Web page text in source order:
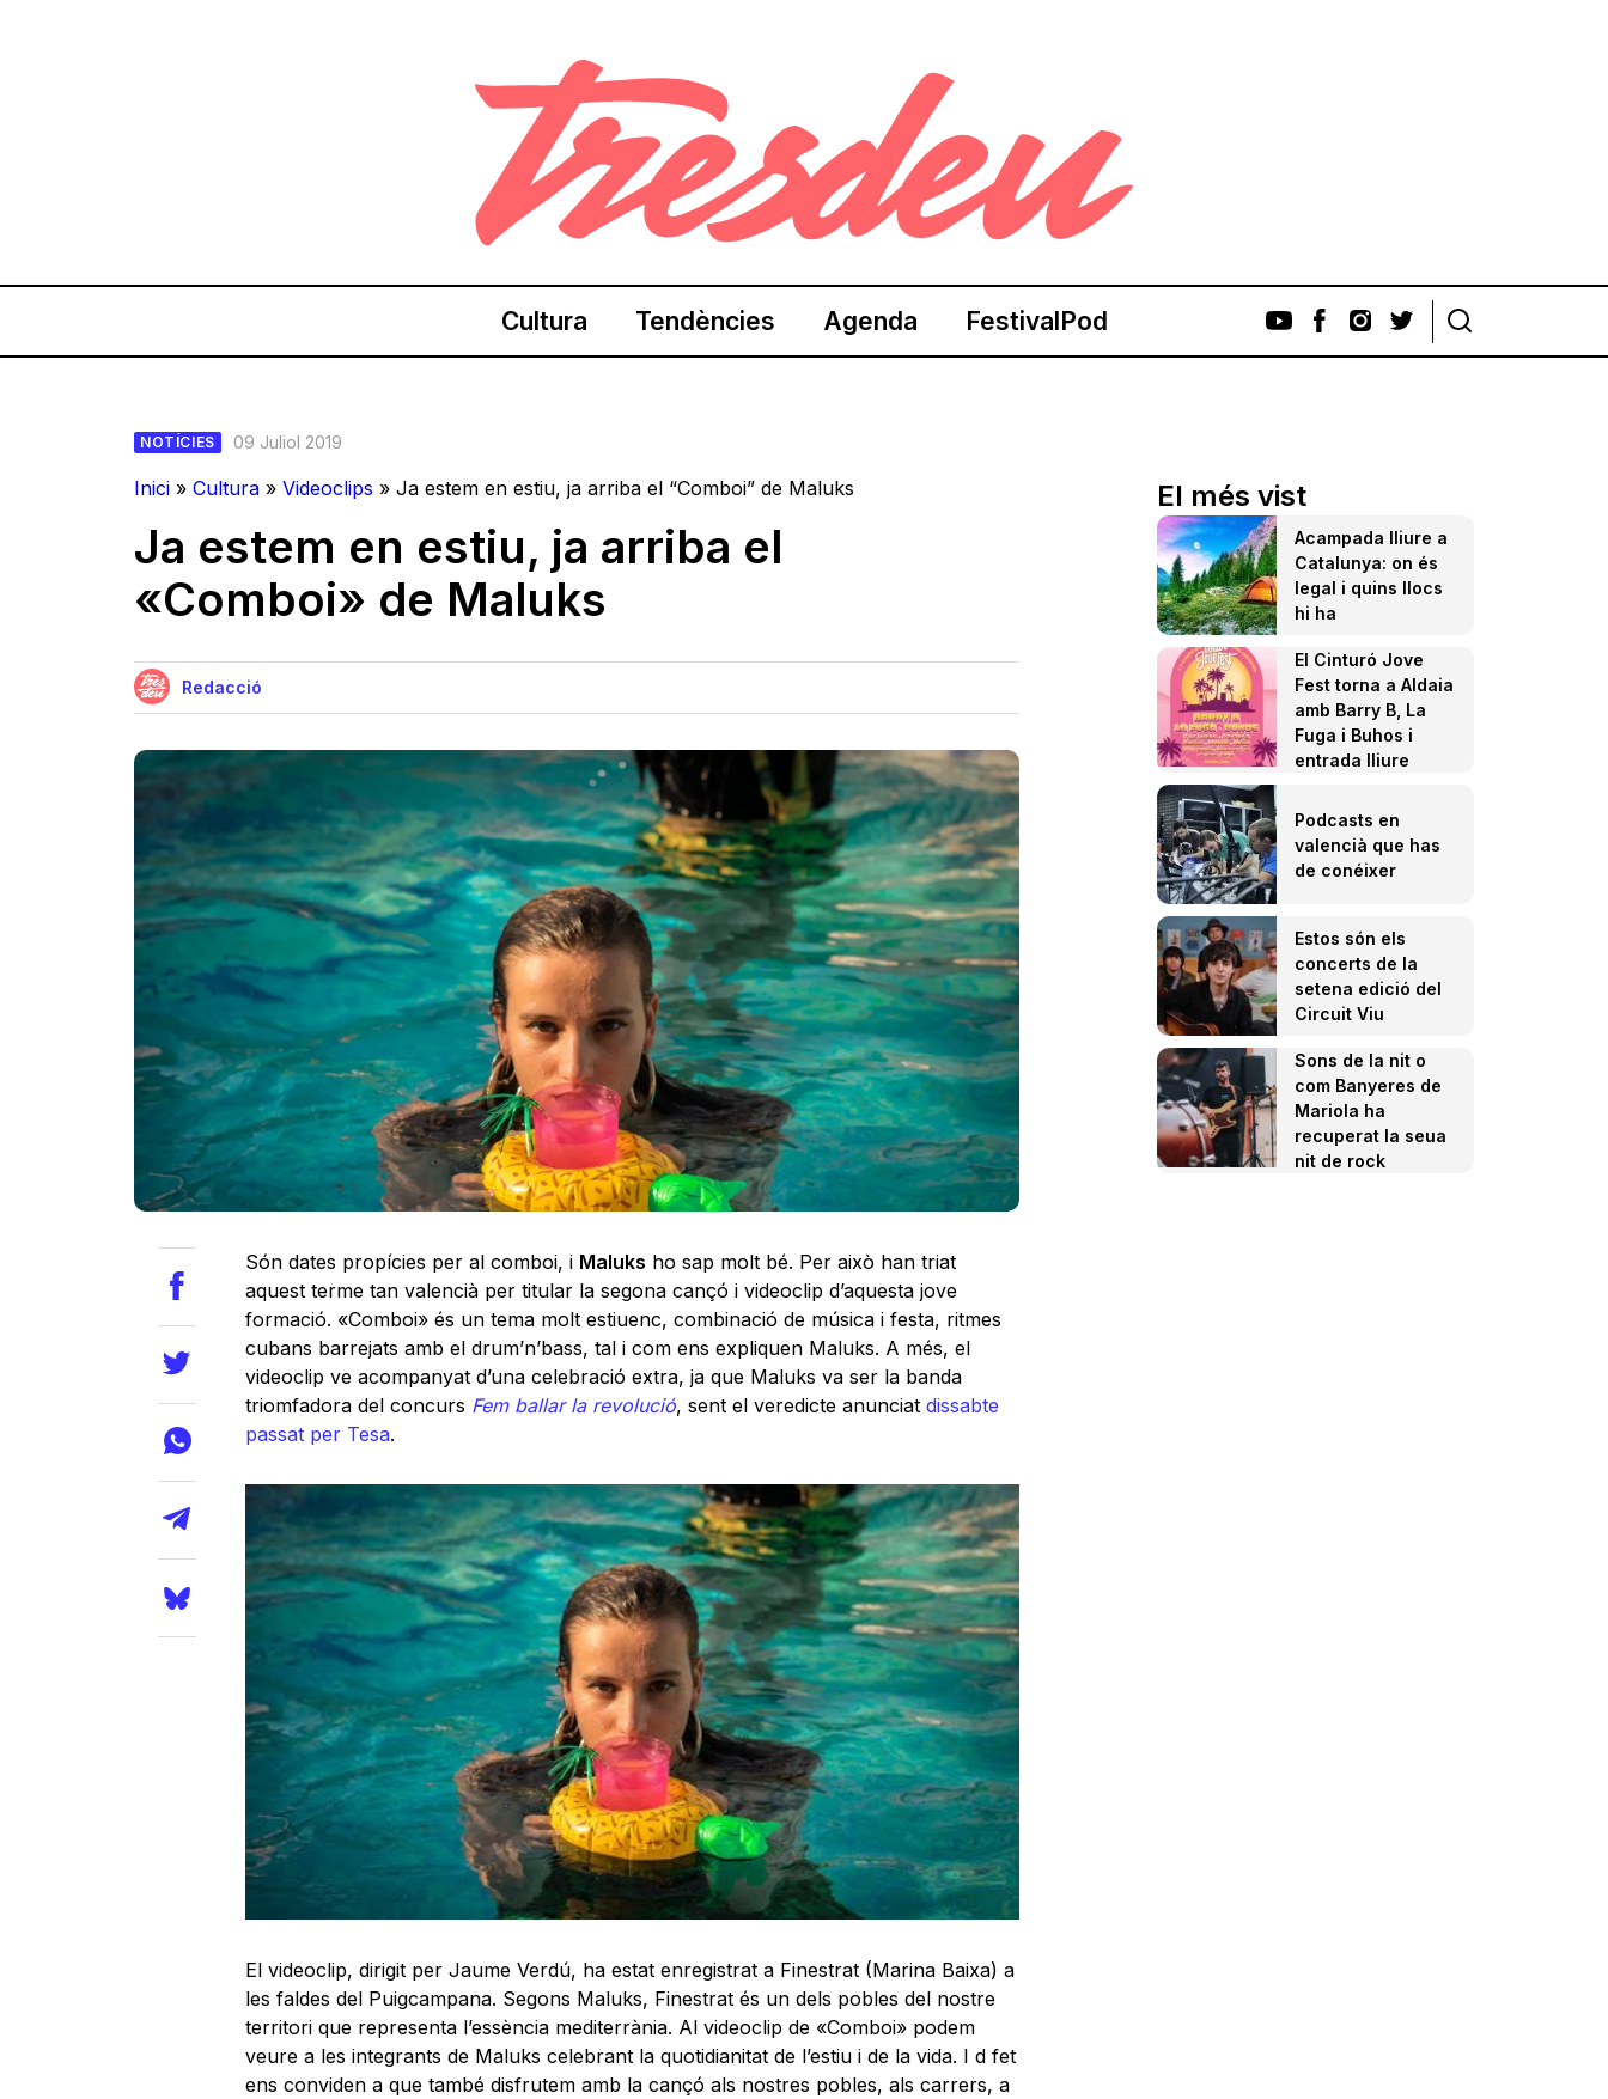
Cultura Tendències Agenda FestivalPod
NOTÍCIES 09 Juliol 2019
Inici » Cultura » Videoclips » Ja estem en estiu, ja arriba el “Comboi” de Maluks
Ja estem en estiu, ja arriba el
«Comboi» de Maluks
Redacció
Són dates propícies per al comboi, i Maluks ho sap molt bé. Per això han triat
aquest terme tan valencià per titular la segona cançó i videoclip d’aquesta jove
formació. «Comboi» és un tema molt estiuenc, combinació de música i festa, ritmes
cubans barrejats amb el drum’n’bass, tal i com ens expliquen Maluks. A més, el
videoclip ve acompanyat d’una celebració extra, ja que Maluks va ser la banda
triomfadora del concurs Fem ballar la revolució, sent el veredicte anunciat dissabte
passat per Tesa.
El videoclip, dirigit per Jaume Verdú, ha estat enregistrat a Finestrat (Marina Baixa) a
les faldes del Puigcampana. Segons Maluks, Finestrat és un dels pobles del nostre
territori que representa l’essència mediterrània. Al videoclip de «Comboi» podem
veure a les integrants de Maluks celebrant la quotidianitat de l’estiu i de la vida. I d fet
ens conviden a que també disfrutem amb la cançó als nostres pobles, als carrers, a
El més vist
Acampada lliure a
Catalunya: on és
legal i quins llocs
hi ha
El Cinturó Jove
Fest torna a Aldaia
amb Barry B, La
Fuga i Buhos i
entrada lliure
Podcasts en
valencià que has
de conéixer
Estos són els
concerts de la
setena edició del
Circuit Viu
Sons de la nit o
com Banyeres de
Mariola ha
recuperat la seua
nit de rock